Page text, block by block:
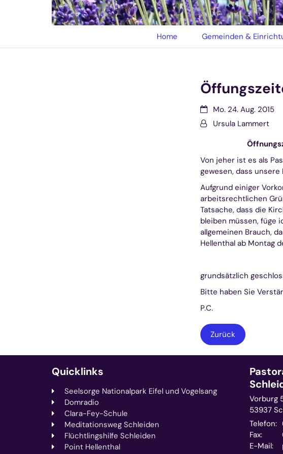
Home Gemeinden &
Datum:Mo. 24. Aug. 2015
Von:Ursula Lammert
Von jeher ist es als
gewesen, dass
Aufgrund einiger
arbeitsrechtlichen
Tatsache, dass die
bleiben müssen, füge
allgemeinen Brauch,
Hellenthal ab Montag
grundsätzlich
Bitte haben Sie
P.C.
Zurück
Quicklinks
Seelsorge Nationalpark Eifel und Vogelsang
Domradio
Clara-Fey-Schule
Meditationsweg Schleiden
Flüchtlingshilfe Schleiden
Point Hellenthal
Vorburg
53937
Telefon:
Fax:
E-Mail: